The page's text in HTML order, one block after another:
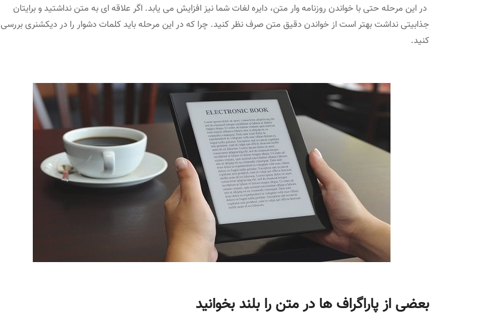
در این مرحله حتی با خواندن روزنامه وار متن، دایره لغات شما نیز افزایش می یابد. اگر علاقه ای به متن نداشتید و برایتان
جذابیتی نداشت بهتر است از خواندن دقیق متن صرف نظر کنید. چرا که در این مرحله باید کلمات دشوار را در دیکشنری بررسی
کنید.
بعضی از پاراگراف ها در متن را بلند بخوانید